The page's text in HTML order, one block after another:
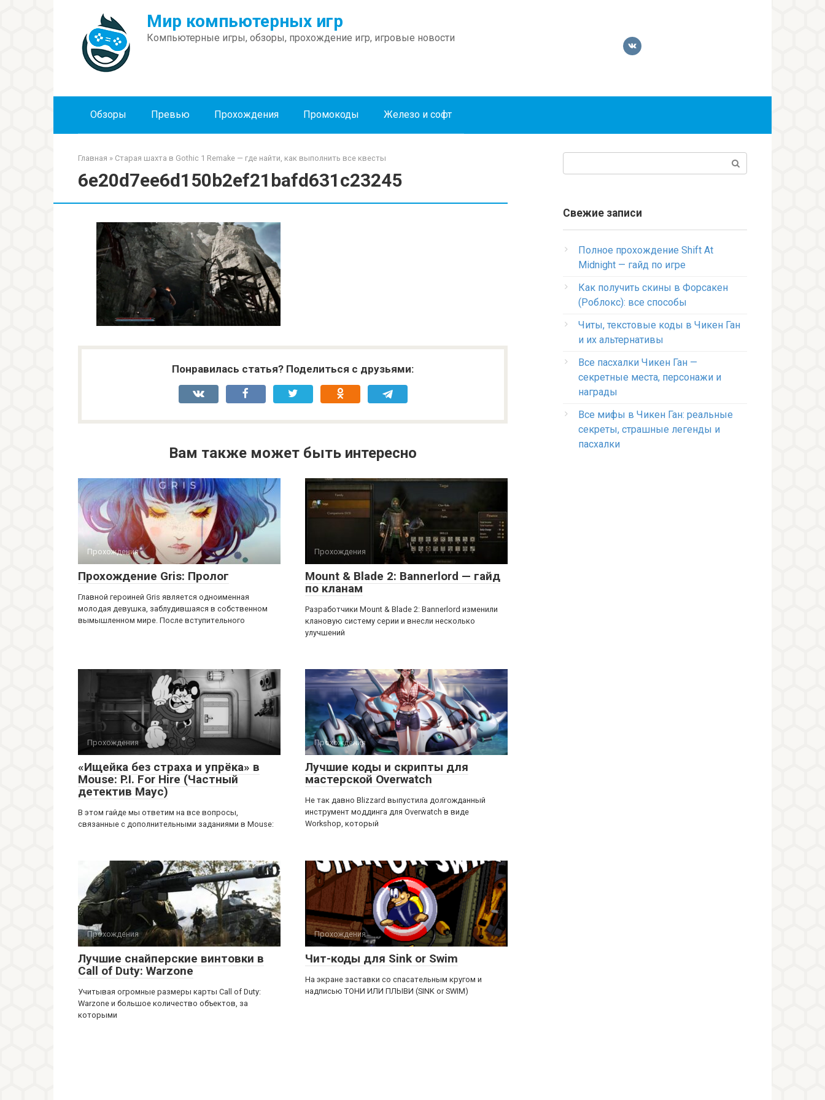
Мир компьютерных игр
Компьютерные игры, обзоры, прохождение игр, игровые новости
Обзоры Превью Прохождения Промокоды Железо и софт
Главная » Старая шахта в Gothic 1 Remake — где найти, как выполнить все квесты
6e20d7ee6d150b2ef21bafd631c23245
Понравилась статья? Поделиться с друзьями:
Вам также может быть интересно
Прохождения
Прохождение Gris: Пролог
Главной героиней Gris является одноименная
молодая девушка, заблудившаяся в собственном
вымышленном мире. После вступительного
Прохождения
Mount & Blade 2: Bannerlord — гайд
по кланам
Разработчики Mount & Blade 2: Bannerlord изменили
клановую систему серии и внесли несколько
улучшений
Прохождения
«Ищейка без страха и упрёка» в
Mouse: P.I. For Hire (Частный
детектив Маус)
В этом гайде мы ответим на все вопросы,
связанные с дополнительными заданиями в Mouse:
Прохождения
Лучшие коды и скрипты для
мастерской Overwatch
Не так давно Blizzard выпустила долгожданный
инструмент моддинга для Overwatch в виде
Workshop, который
Прохождения
Лучшие снайперские винтовки в
Call of Duty: Warzone
Учитывая огромные размеры карты Call of Duty:
Warzone и большое количество объектов, за
которыми
Прохождения
Чит-коды для Sink or Swim
Hа экране заставки со спасательным кругом и
надписью ТОHИ ИЛИ ПЛЫВИ (SINK or SWIM)
Свежие записи
Полное прохождение Shift At
Midnight — гайд по игре
Как получить скины в Форсакен
(Роблокс): все способы
Читы, текстовые коды в Чикен Ган
и их альтернативы
Все пасхалки Чикен Ган —
секретные места, персонажи и
награды
Все мифы в Чикен Ган: реальные
секреты, страшные легенды и
пасхалки